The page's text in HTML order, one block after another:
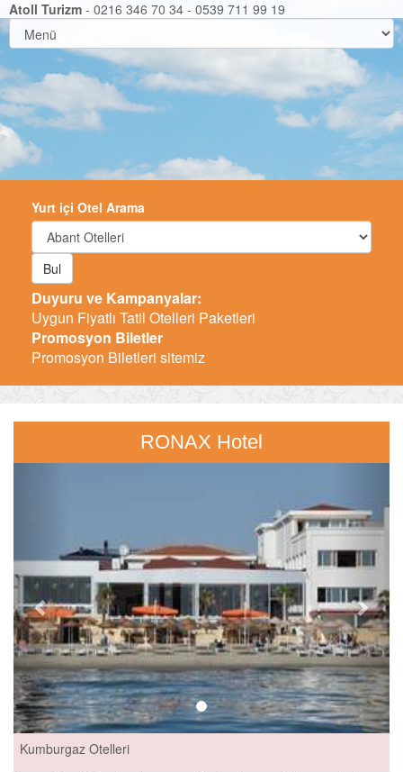
Atoll Turizm - 0216 346 70 34 - 0539 711 99 19
Yurt içi Otel Arama
Bul
Duyuru ve Kampanyalar:
Uygun Fiyatlı Tatil Otelleri Paketleri
Promosyon Biletler
Promosyon Biletleri sitemiz
RONAX Hotel
Kumburgaz Otelleri